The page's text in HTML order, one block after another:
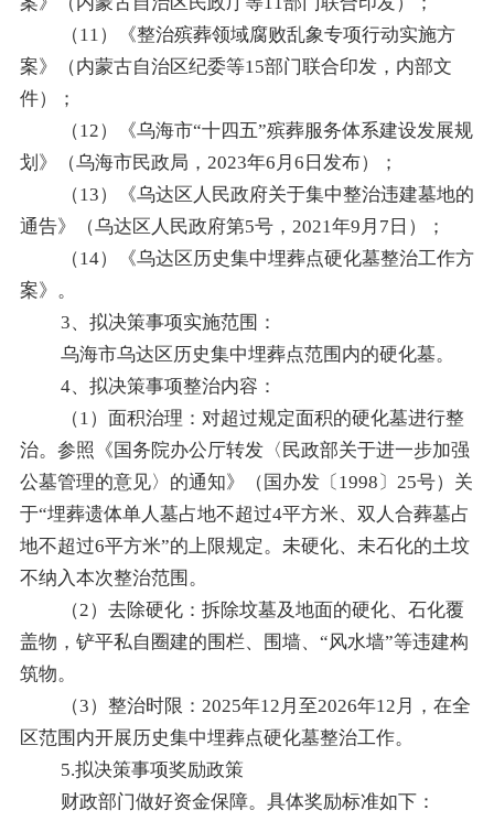
（11）《整治殡葬领域腐败乱象专项行动实施方
案》（内蒙古自治区纪委等15部门联合印发，内部文
件）；
（12）《乌海市“十四五”殡葬服务体系建设发展规
划》（乌海市民政局，2023年6月6日发布）；
（13）《乌达区人民政府关于集中整治违建墓地的
通告》（乌达区人民政府第5号，2021年9月7日）；
（14）《乌达区历史集中埋葬点硬化墓整治工作方
案》。
3、拟决策事项实施范围：
乌海市乌达区历史集中埋葬点范围内的硬化墓。
4、拟决策事项整治内容：
（1）面积治理：对超过规定面积的硬化墓进行整
治。参照《国务院办公厅转发〈民政部关于进一步加强
公墓管理的意见〉的通知》（国办发〔1998〕25号）关
于“埋葬遗体单人墓占地不超过4平方米、双人合葬墓占
地不超过6平方米”的上限规定。未硬化、未石化的土坟
不纳入本次整治范围。
（2）去除硬化：拆除坟墓及地面的硬化、石化覆
盖物，铲平私自圈建的围栏、围墙、“风水墙”等违建构
筑物。
（3）整治时限：2025年12月至2026年12月，在全
区范围内开展历史集中埋葬点硬化墓整治工作。
5.拟决策事项奖励政策
财政部门做好资金保障。具体奖励标准如下：